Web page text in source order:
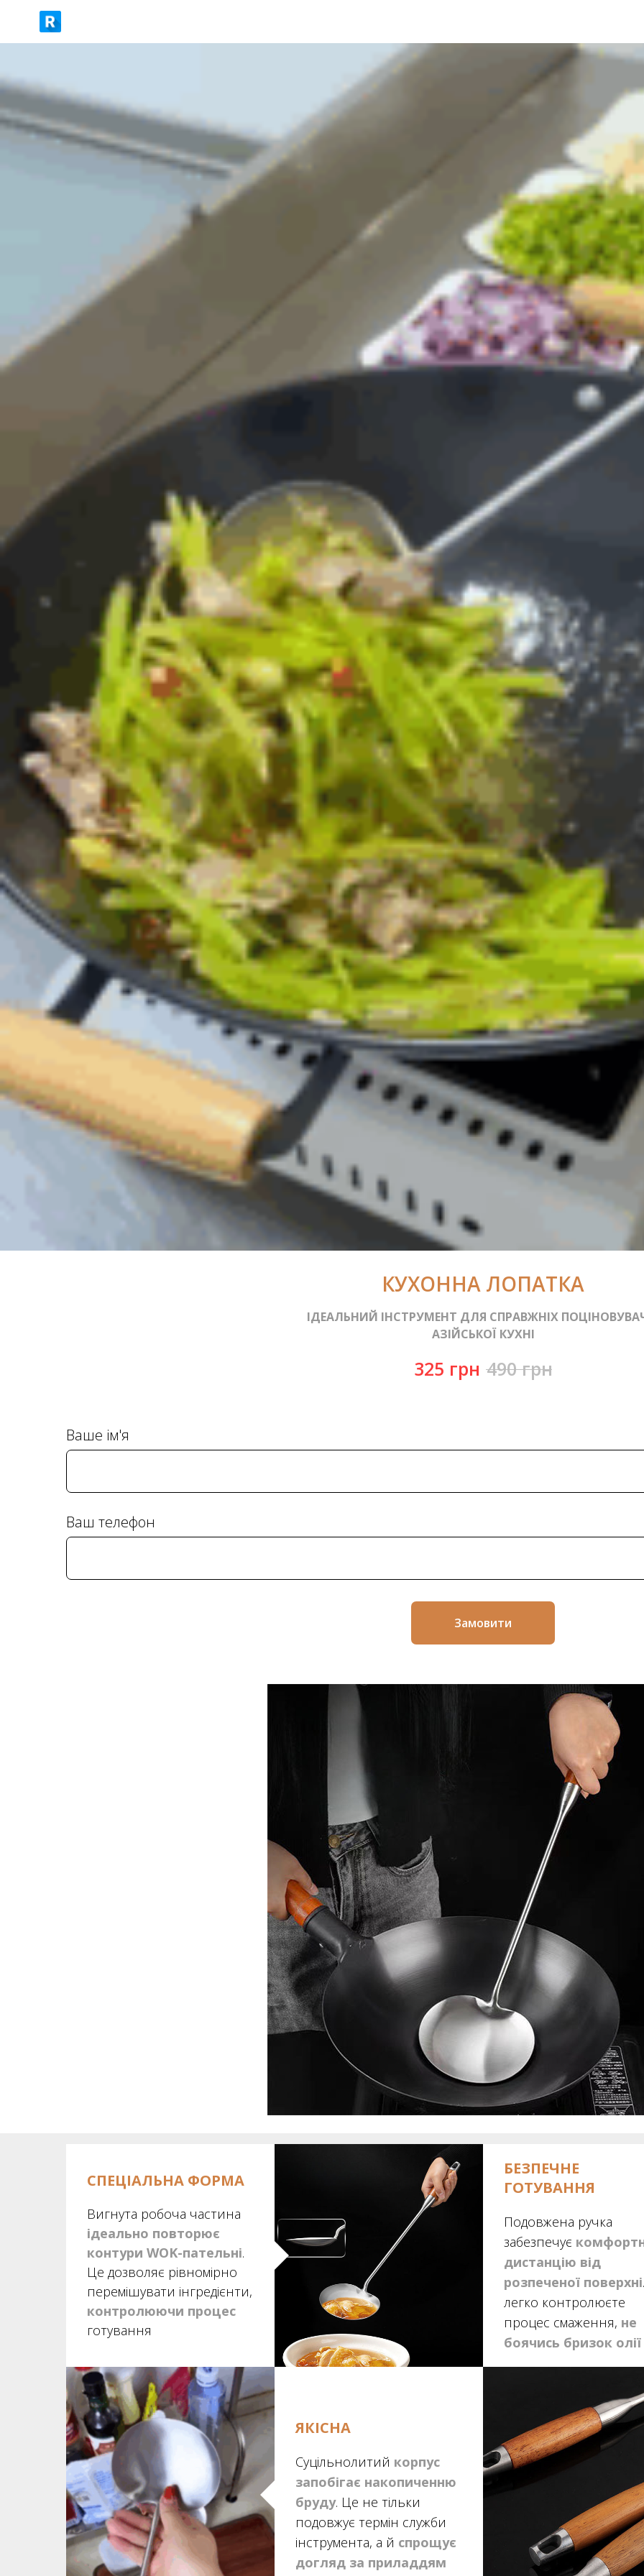
КУХОННА ЛОПАТКА
ІДЕАЛЬНИЙ ІНСТРУМЕНТ ДЛЯ СПРАВЖНІХ
АЗІЙСЬКОЇ КУХНІ
325 грн 490 грн
Ваше ім'я
Ваш телефон
Замовити
СПЕЦІАЛЬНА ФОРМА
Вигнута робоча частина
ідеально повторює
контури WOK-пательні.
Це дозволяє рівномірно
перемішувати інгредієнти,
контролюючи процес
готування
БЕЗПЕЧНЕ
ГОТУВАННЯ
Подовжена ручка
забезпечує
дистанцію від
розпеченої поверхні
легко контролюєте
процес смаження, не
боячись бризок олії
ЯКІСНА
Суцільнолитий корпус
запобігає накопиченню
бруду. Це не тільки
подовжує термін служби
інструмента, а й спрощує
догляд за приладдям